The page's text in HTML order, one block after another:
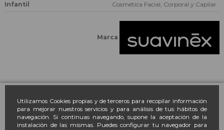
Utilizamos Cookies propias y de terceros para recopilar información
para mejorar nuestros servicios y para análisis de tus hábitos de
navegación. Si continuas navegando, supone la aceptación de la
instalación de las mismas. Puedes configurar tu navegador para
Infantil Cosmética Facial, Corporal y Capilar
Marca
Farmacia March
Contacto